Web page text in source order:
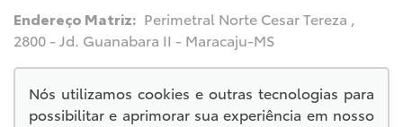
Endereço Matriz: Perimetral Norte Cesar Tereza ,
2800 - Jd. Guanabara II - Maracaju-MS
Nós utilizamos cookies e outras tecnologias para
possibilitar e aprimorar sua experiência em nosso